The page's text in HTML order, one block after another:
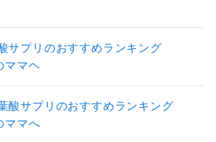
サプリのおすすめランキング
ママヘ
酸サプリのおすすめランキング
ママへ